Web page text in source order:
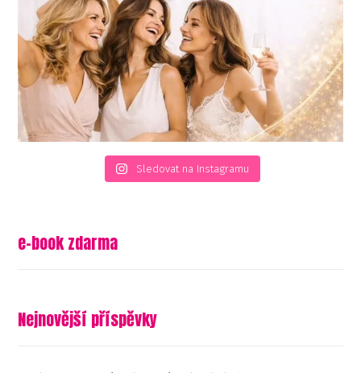
Sledovat na Instagramu
e-book zdarma
Nejnovější příspěvky